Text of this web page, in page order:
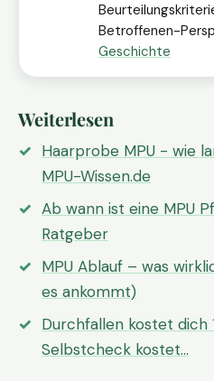
Betroffenen-
Geschichte
Weiterlesen
Haarprobe MPU - wie
MPU-Wissen.de
Ab wann ist eine MPU
Ratgeber
MPU Ablauf – was
es ankommt)
Durchfallen kostet dich
Selbstcheck kostet…